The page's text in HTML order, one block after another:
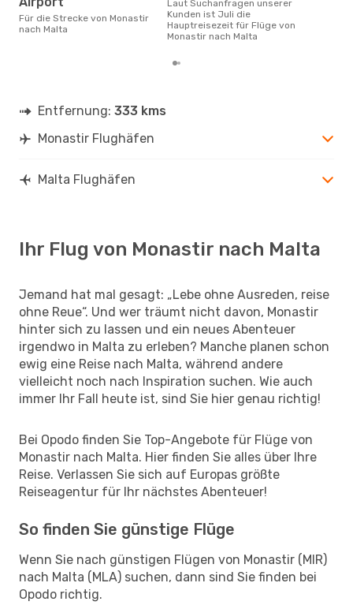
Für die Strecke von Monastir
nach Malta
Laut Suchanfragen unserer
Kunden ist Juli die
Hauptreisezeit für Flüge von
Monastir nach Malta
Entfernung: 333 kms
Monastir Flughäfen
Malta Flughäfen
Ihr Flug von Monastir nach Malta
Jemand hat mal gesagt: „Lebe ohne Ausreden, reise
ohne Reue“. Und wer träumt nicht davon, Monastir
hinter sich zu lassen und ein neues Abenteuer
irgendwo in Malta zu erleben? Manche planen schon
ewig eine Reise nach Malta, während andere
vielleicht noch nach Inspiration suchen. Wie auch
immer Ihr Fall heute ist, sind Sie hier genau richtig!
Bei Opodo finden Sie Top-Angebote für Flüge von
Monastir nach Malta. Hier finden Sie alles über Ihre
Reise. Verlassen Sie sich auf Europas größte
Reiseagentur für Ihr nächstes Abenteuer!
So finden Sie günstige Flüge
Wenn Sie nach günstigen Flügen von Monastir (MIR)
nach Malta (MLA) suchen, dann sind Sie finden bei
Opodo richtig.